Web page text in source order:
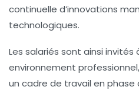
continuelle d’innovations
technologiques.
Les salariés sont ainsi
environnement
un cadre de travail en phase